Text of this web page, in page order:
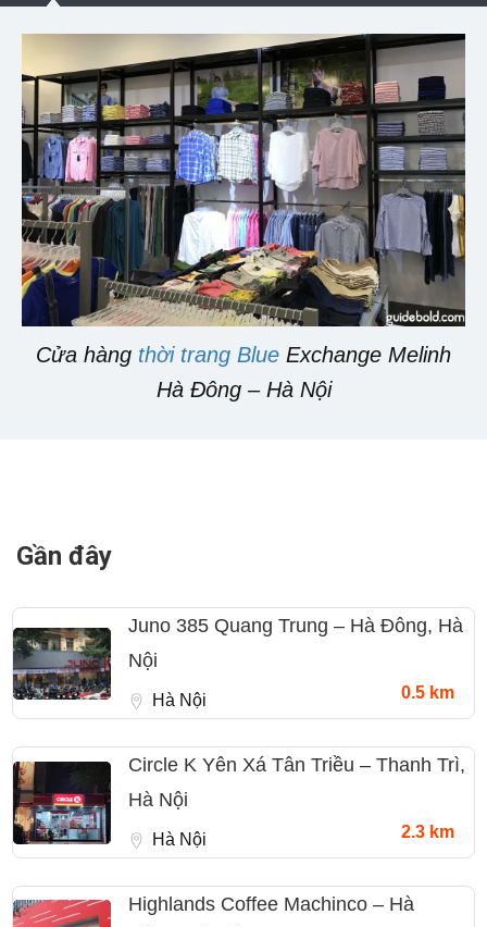
Cửa hàng thời trang Blue Exchange Melinh
Hà Đông – Hà Nội
Gần đây
Juno 385 Quang Trung – Hà Đông, Hà
Nội
Hà Nội 0.5 km
Circle K Yên Xá Tân Triều – Thanh Trì,
Hà Nội
Hà Nội 2.3 km
Highlands Coffee Machinco – Hà